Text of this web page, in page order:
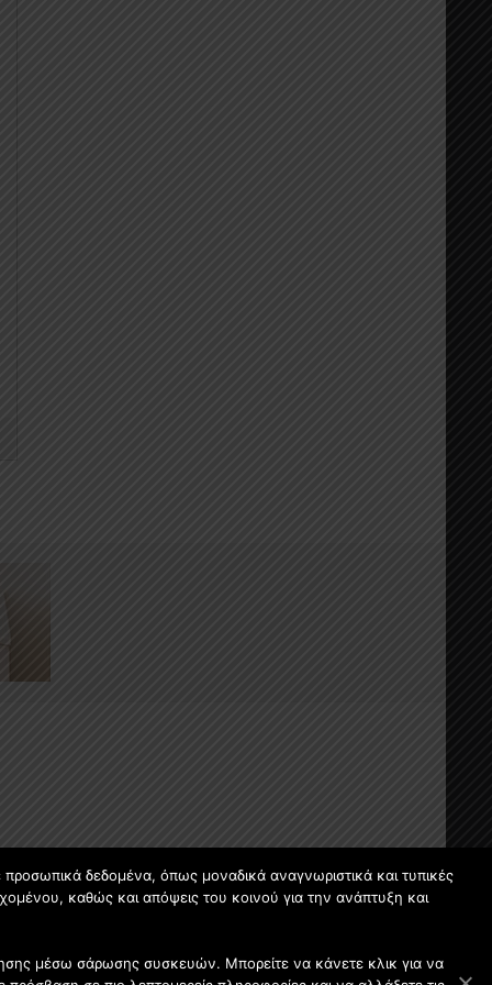
δεδομένα, όπως μοναδικά αναγνωριστικά και τυπικές
καθώς και απόψεις του κοινού για την ανάπτυξη και
μέσω σάρωσης συσκευών. Μπορείτε να κάνετε κλικ για να